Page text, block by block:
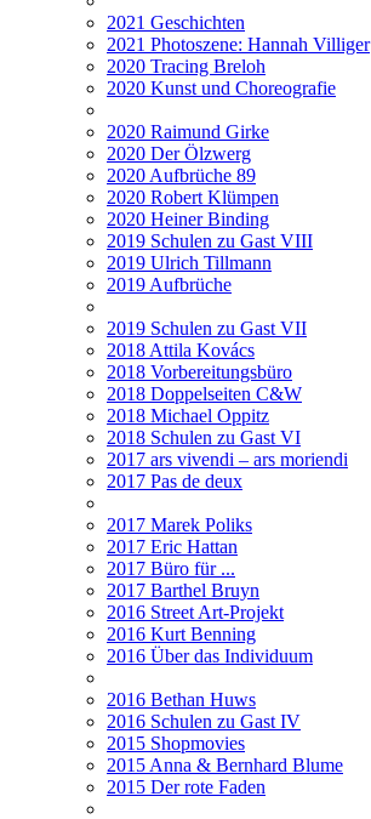
2021 Geschichten
2021 Photoszene: Hannah Villiger
2020 Tracing Breloh
2020 Kunst und Choreografie
2020 Raimund Girke
2020 Der Ölzwerg
2020 Aufbrüche 89
2020 Robert Klümpen
2020 Heiner Binding
2019 Schulen zu Gast VIII
2019 Ulrich Tillmann
2019 Aufbrüche
2019 Schulen zu Gast VII
2018 Attila Kovács
2018 Vorbereitungsbüro
2018 Doppelseiten C&W
2018 Michael Oppitz
2018 Schulen zu Gast VI
2017 ars vivendi – ars moriendi
2017 Pas de deux
2017 Marek Poliks
2017 Eric Hattan
2017 Büro für ...
2017 Barthel Bruyn
2016 Street Art-Projekt
2016 Kurt Benning
2016 Über das Individuum
2016 Bethan Huws
2016 Schulen zu Gast IV
2015 Shopmovies
2015 Anna & Bernhard Blume
2015 Der rote Faden